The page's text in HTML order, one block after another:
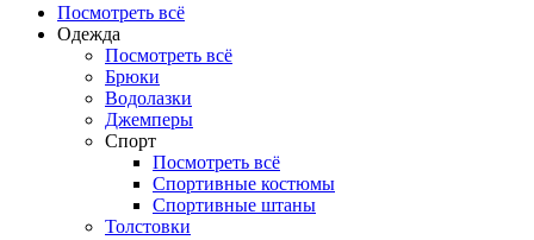
Посмотреть всё
Одежда
Посмотреть всё
Брюки
Водолазки
Джемперы
Спорт
Посмотреть всё
Спортивные костюмы
Спортивные штаны
Толстовки